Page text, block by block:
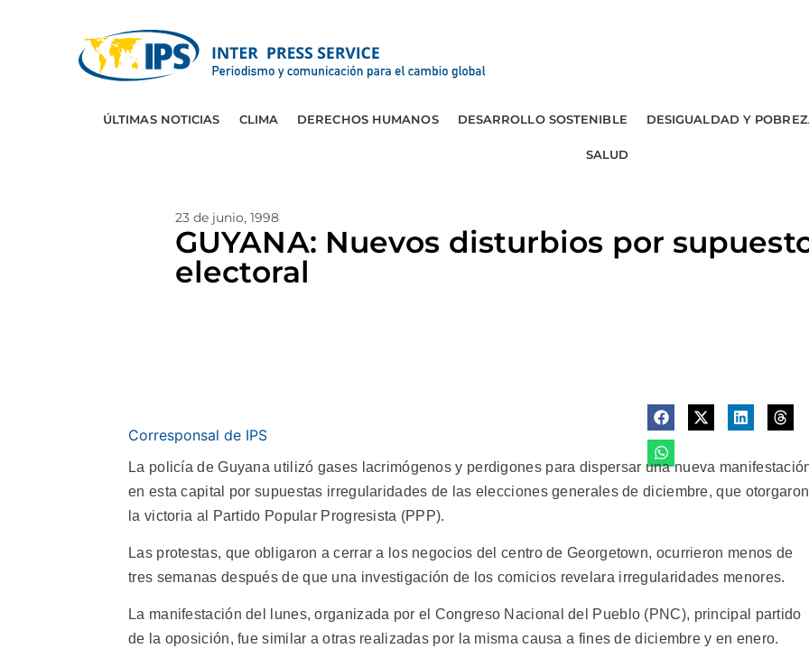
ÚLTIMAS NOTICIAS CLIMA DERECHOS HUMANOS DESARROLLO SOSTENIBLE DESIGUALDAD Y
SALUD
23 de junio, 1998
GUYANA: Nuevos disturbios por
electoral
Corresponsal de IPS
La policía de Guyana utilizó gases lacrimógenos y perdigones para dispersar una nueva
en esta capital por supuestas irregularidades de las elecciones generales de diciembre, que otorgaron
la victoria al Partido Popular Progresista (PPP).
Las protestas, que obligaron a cerrar a los negocios del centro de Georgetown, ocurrieron menos de
tres semanas después de que una investigación de los comicios revelara irregularidades menores.
La manifestación del lunes, organizada por el Congreso Nacional del Pueblo (PNC), principal partido
de la oposición, fue similar a otras realizadas por la misma causa a fines de diciembre y en enero.